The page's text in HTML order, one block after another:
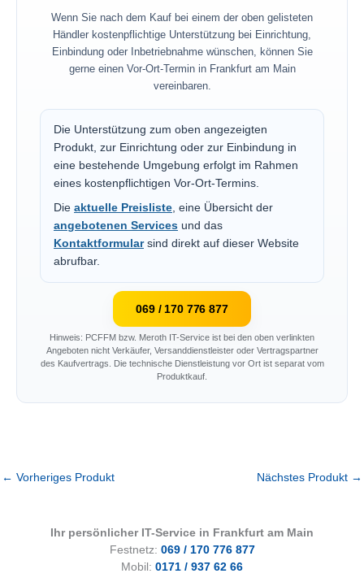
Wenn Sie nach dem Kauf bei einem der oben gelisteten
Händler kostenpflichtige Unterstützung bei Einrichtung,
Einbindung oder Inbetriebnahme wünschen, können Sie
gerne einen Vor-Ort-Termin in Frankfurt am Main
vereinbaren.
Die Unterstützung zum oben angezeigten
Produkt, zur Einrichtung oder zur Einbindung in
eine bestehende Umgebung erfolgt im Rahmen
eines kostenpflichtigen Vor-Ort-Termins.
Die aktuelle Preisliste , eine Übersicht der
angebotenen Services und das
Kontaktformularsind direkt auf dieser Website
abrufbar.
069 / 170 776 877
Hinweis: PCFFM bzw. Meroth IT-Service ist bei den oben verlinkten
Angeboten nicht Verkäufer, Versanddienstleister oder Vertragspartner
des Kaufvertrags. Die technische Dienstleistung vor Ort ist separat vom
Produktkauf.
← Vorheriges Produkt Nächstes Produkt →
Ihr persönlicher IT-Service in Frankfurt am Main
Festnetz: 069 / 170 776 877
Mobil: 0171 / 937 62 66